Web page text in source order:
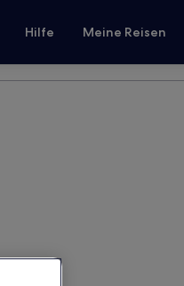
Hilfe Meine Reisen